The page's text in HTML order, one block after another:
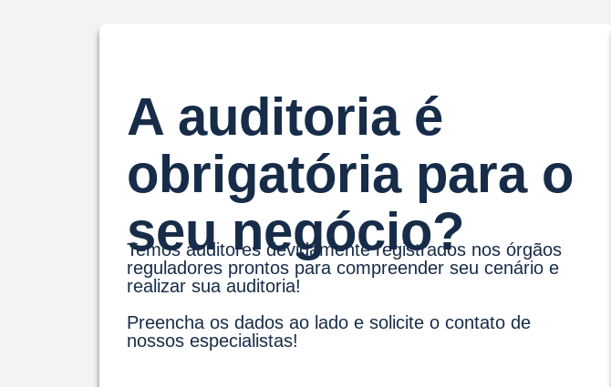
A auditoria é
obrigatória para o
seu negócio?
Temos auditores devidamente registrados nos órgãos
reguladores prontos para compreender seu cenário e
realizar sua auditoria!
Preencha os dados ao lado e solicite o contato de
nossos especialistas!